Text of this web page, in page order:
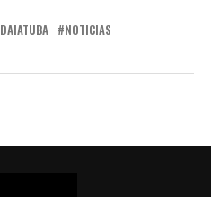
NOTICIAS